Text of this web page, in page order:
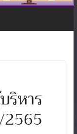
ริหาร
2565